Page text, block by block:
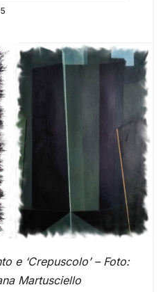
e ‘Crepuscolo’ – Foto:
Martusciello